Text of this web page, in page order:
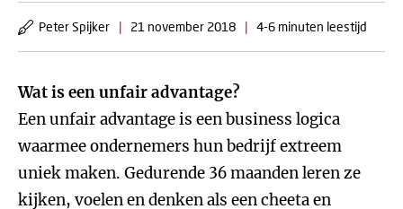
Peter Spijker | 21 november 2018 | 4-6 minuten leestijd
Wat is een unfair advantage?
Een unfair advantage is een business logica
waarmee ondernemers hun bedrijf extreem
uniek maken. Gedurende 36 maanden leren ze
kijken, voelen en denken als een cheeta en